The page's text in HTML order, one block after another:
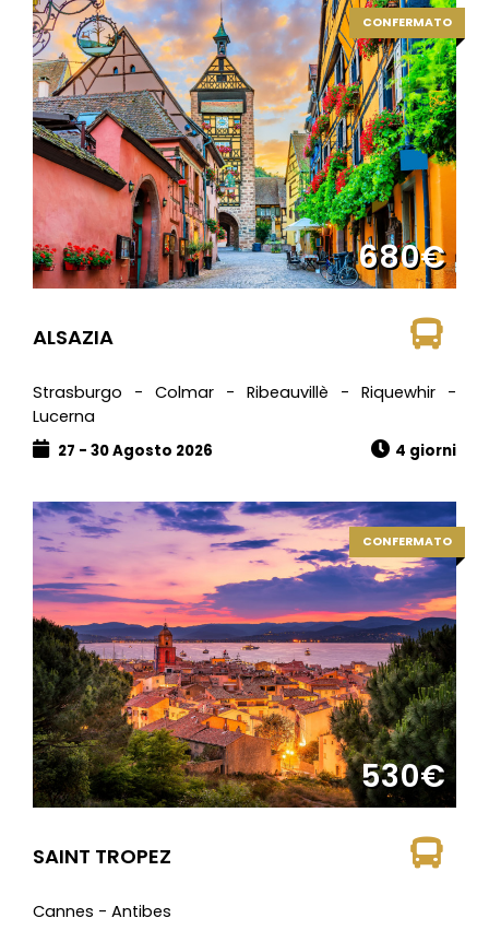
CONFERMATO
680€
ALSAZIA
Strasburgo - Colmar - Ribeauvillè - Riquewhir -
Lucerna
27 - 30 Agosto 2026 4 giorni
CONFERMATO
530€
SAINT TROPEZ
Cannes - Antibes